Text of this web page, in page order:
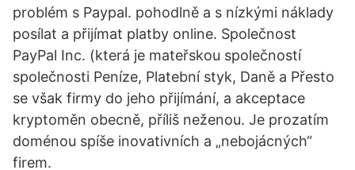
problém s Paypal. pohodlně a s nízkými náklady
posílat a přijímat platby online. Společnost
PayPal Inc. (která je mateřskou společností
společnosti Peníze, Platební styk, Daně a Přesto
se však firmy do jeho přijímání, a akceptace
kryptoměn obecně, příliš neženou. Je prozatím
doménou spíše inovativních a „nebojácných“
firem.